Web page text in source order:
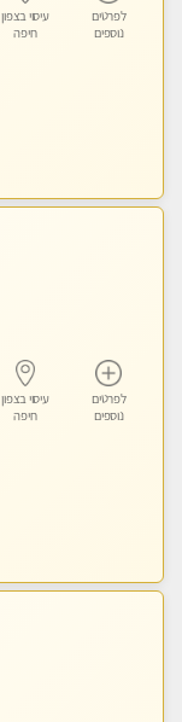
לפרטים
נוספים
עיסוי בצפון
חיפה
לפרטים
נוספים
עיסוי בצפון
חיפה